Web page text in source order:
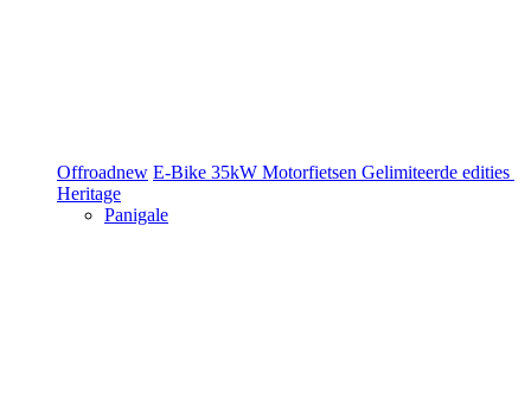
Offroadnew E-Bike 35kW Motorfietsen Gelimiteerde edities
Heritage
Panigale